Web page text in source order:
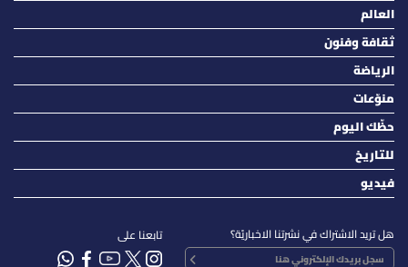
العالم
ثقافة وفنون
الرياضة
منوّعات
حظّك اليوم
للتاريخ
فيديو
هل تريد الاشتراك في نشرتنا الاخباريّة؟ تابعنا على